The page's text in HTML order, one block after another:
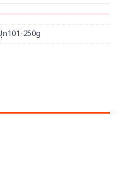
ก101-250g